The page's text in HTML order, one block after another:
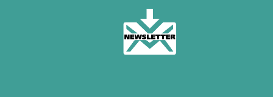
Přihlášení k odběru newsletteru